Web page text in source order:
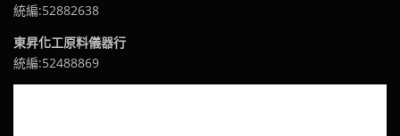
統編:52882638
東昇化工原料儀器行
統編:52488869